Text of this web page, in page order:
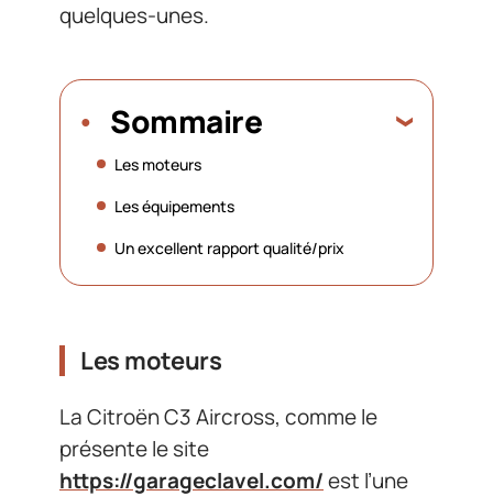
quelques-unes.
Sommaire
Les moteurs
Les équipements
Un excellent rapport qualité/prix
Les moteurs
La Citroën C3 Aircross, comme le
présente le site
https://garageclavel.com/est l’une